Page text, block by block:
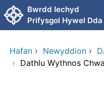
Neidio i'r prif gynnwy
Bwrdd Iechyd
Prifysgol Hywel Dda
Hafan › Newyddion ›
› Dathlu Wythnos